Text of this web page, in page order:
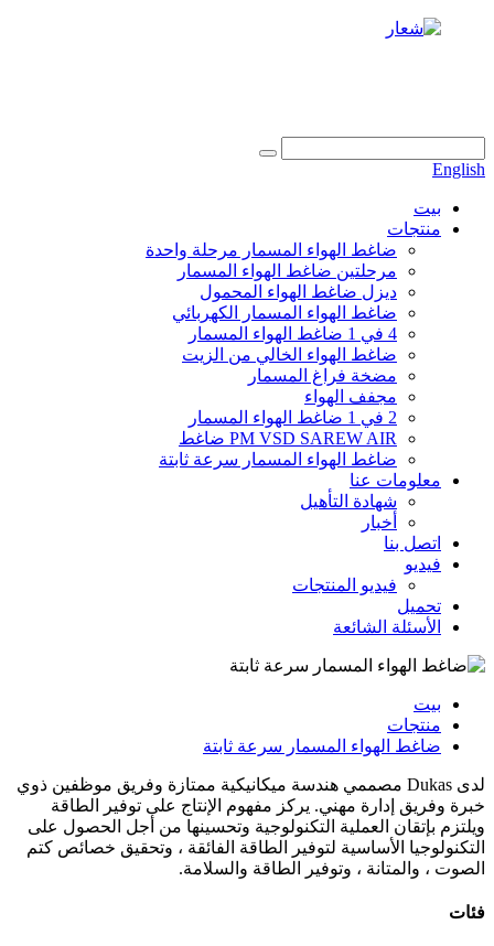
English
بيت
منتجات
ضاغط الهواء المسمار مرحلة واحدة
مرحلتين ضاغط الهواء المسمار
ديزل ضاغط الهواء المحمول
ضاغط الهواء المسمار الكهربائي
4 في 1 ضاغط الهواء المسمار
ضاغط الهواء الخالي من الزيت
مضخة فراغ المسمار
مجفف الهواء
2 في 1 ضاغط الهواء المسمار
PM VSD SAREW AIR ضاغط
ضاغط الهواء المسمار سرعة ثابتة
معلومات عنا
شهادة التأهيل
أخبار
اتصل بنا
فيديو
فيديو المنتجات
تحميل
الأسئلة الشائعة
بيت
منتجات
ضاغط الهواء المسمار سرعة ثابتة
لدى Dukas مصممي هندسة ميكانيكية ممتازة وفريق موظفين ذوي
خبرة وفريق إدارة مهني. يركز مفهوم الإنتاج على توفير الطاقة
ويلتزم بإتقان العملية التكنولوجية وتحسينها من أجل الحصول على
التكنولوجيا الأساسية لتوفير الطاقة الفائقة ، وتحقيق خصائص كتم
الصوت ، والمتانة ، وتوفير الطاقة والسلامة.
فئات